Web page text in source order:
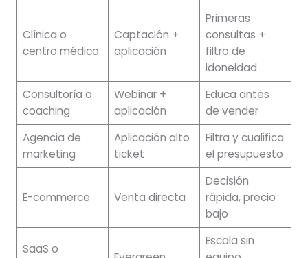
Clínica o
centro médico
Captación +
aplicación
Primeras
consultas +
filtro de
idoneidad
Consultoría o
coaching
Webinar +
aplicación
Educa antes
de vender
Agencia de
marketing
Aplicación alto
ticket
Filtra y cualifica
el presupuesto
E-commerce Venta directa
Decisión
rápida, precio
bajo
SaaS o
Escala sin